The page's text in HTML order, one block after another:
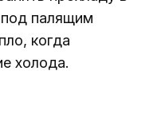
палящим
когда
холода.